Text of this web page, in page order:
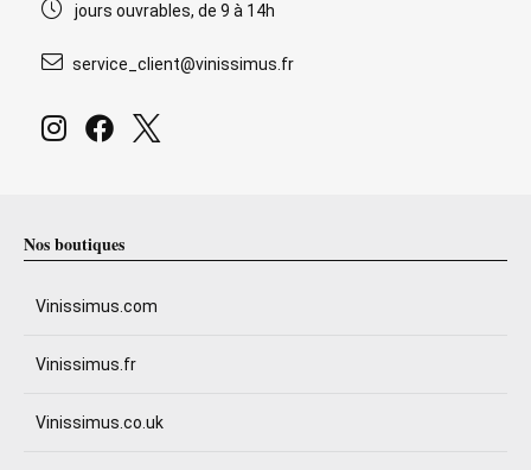
jours ouvrables, de 9 à 14h
service_client@vinissimus.fr
Nos boutiques
Vinissimus.com
Vinissimus.fr
Vinissimus.co.uk